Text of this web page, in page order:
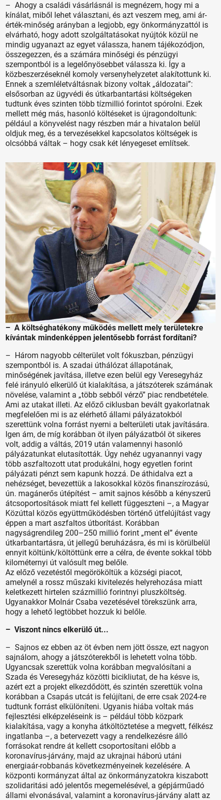
– Ahogy a családi vásárlásnál is megnézem, hogy mi a
kínálat, miből lehet választani, és azt veszem meg, ami ár-
érték-minőség arányban a legjobb, egy önkormányzattól is
elvárható, hogy adott szolgáltatásokat nyújtók közül ne
mindig ugyanazt az egyet válassza, hanem tájékozódjon,
összegezzen, és a számára minőségi és pénzügyi
szempontból is a legelőnyösebbet válassza ki. Így a
közbeszerzéseknél komoly versenyhelyzetet alakítottunk ki.
Ennek a szemléletváltásnak bizony voltak „áldozatai”:
elsősorban az ügyvédi és útkarbantartási költségeken
tudtunk éves szinten több tízmillió forintot spórolni. Ezek
mellett még más, hasonló költéseket is újragondoltunk:
például a könyvelést nagy részben már a hivatalon belül
oldjuk meg, és a tervezésekkel kapcsolatos költségek is
olcsóbbá váltak – hogy csak két lényegeset említsek.
– A költséghatékony működés mellett mely területekre
kívántak mindenképpen jelentősebb forrást fordítani?
– Három nagyobb célterület volt fókuszban, pénzügyi
szempontból is. A szadai úthálózat állapotának,
minőségének javítása, illetve ezen belül egy Veresegyház
felé irányuló elkerülő út kialakítása, a játszóterek számának
növelése, valamint a „több sebből vérző” piac rendbetétele.
Ami az utakat illeti. Az előző ciklusban bevált gyakorlatnak
megfelelően mi is az elérhető állami pályázatokból
szerettünk volna forrást nyerni a belterületi utak javítására.
Igen ám, de míg korábban öt ilyen pályázatból öt sikeres
volt, addig a váltás, 2019 után valamennyi hasonló
pályázatunkat elutasították. Úgy nehéz ugyanannyi vagy
több aszfaltozott utat produkálni, hogy egyetlen forint
pályázati pénzt sem kapunk hozzá. De áthidalva ezt a
nehézséget, bevezettük a lakosokkal közös finanszírozású,
ún. magánerős útépítést – amit sajnos később a kényszerű
átcsoportosítások miatt fel kellett függeszteni –, a Magyar
Közúttal közös együttműködésben történő útfelújítást vagy
éppen a mart aszfaltos útborítást. Korábban
nagyságrendileg 200–250 millió forint „ment el” évente
útkarbantartásra, út jellegű beruházásra, és mi is körülbelül
ennyit költünk/költöttünk erre a célra, de évente sokkal több
kilométernyi út valósult meg belőle.
Az előző vezetéstől megörököltük a községi piacot,
amelynél a rossz műszaki kivitelezés helyrehozása miatt
keletkezett hirtelen százmillió forintnyi pluszköltség.
Ugyanakkor Molnár Csaba vezetésével törekszünk arra,
hogy a lehető legtöbbet hozzuk ki belőle.
– Viszont nincs elkerülő út...
– Sajnos ez ebben az öt évben nem jött össze, ezt nagyon
sajnálom, ahogy a játszóterekből is lehetett volna több.
Ugyancsak szerettük volna korábban megvalósítani a
Szada és Veresegyház közötti bicikliutat, de ha késve is,
azért ezt a projekt elkezdődött, és szintén szerettük volna
korábban a Csapás utcát is felújítani, de erre csak 2024-re
tudtunk forrást elkülöníteni. Ugyanis hiába voltak más
fejlesztési elképzeléseink is – például több közpark
kialakítása, vagy a konyha átköltöztetése a megvett, félkész
ingatlanba –, a betervezett vagy a rendelkezésre álló
forrásokat rendre át kellett csoportosítani előbb a
koronavírus-járvány, majd az ukrajnai háború utáni
energiaár-robbanás következményeinek kezelésére. A
központi kormányzat által az önkormányzatokra kiszabott
szolidaritási adó jelentős megemelésével, a gépjárműadó
állami elvonásával, valamint a koronavírus-járvány alatt az